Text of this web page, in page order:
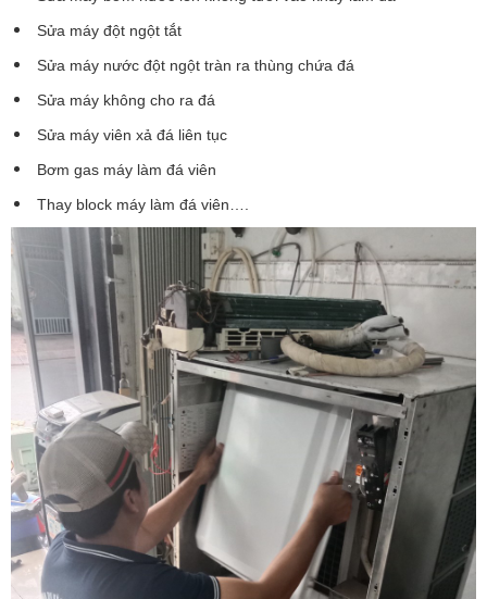
Sửa máy đột ngột tắt
Sửa máy nước đột ngột tràn ra thùng chứa đá
Sửa máy không cho ra đá
Sửa máy viên xả đá liên tục
Bơm gas máy làm đá viên
Thay block máy làm đá viên….